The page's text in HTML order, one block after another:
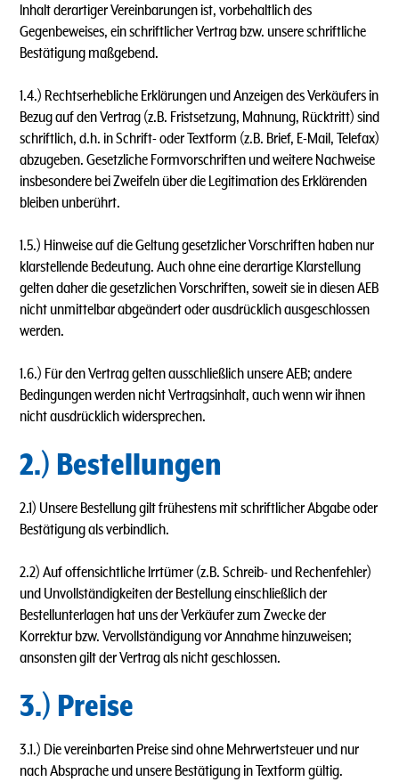
lnhalt derartiger Vereinbarungen ist, vorbehaltlich des
Gegenbeweises, ein schriftlicher Vertrag bzw. unsere schriftliche
Bestätigung maßgebend.
1.4.) Rechtserhebliche Erklärungen und Anzeigen des Verkäufers in
Bezug auf den Vertrag (z.B. Fristsetzung, Mahnung, Rücktritt) sind
schriftlich, d.h. in Schrift- oder Textform (z.B. Brief, E-Mail, Telefax)
abzugeben. Gesetzliche Formvorschriften und weitere Nachweise
insbesondere bei Zweifeln über die Legitimation des Erklärenden
bleiben unberührt.
1.5.) Hinweise auf die Geltung gesetzlicher Vorschriften haben nur
klarstellende Bedeutung. Auch ohne eine derartige Klarstellung
gelten daher die gesetzlichen Vorschriften, soweit sie in diesen AEB
nicht unmittelbar abgeändert oder ausdrücklich ausgeschlossen
werden.
1.6.) Für den Vertrag gelten ausschließlich unsere AEB; andere
Bedingungen werden nicht Vertragsinhalt, auch wenn wir ihnen
nicht ausdrücklich widersprechen.
2.) Bestellungen
2.1) Unsere Bestellung gilt frühestens mit schriftlicher Abgabe oder
Bestätigung als verbindlich.
2.2) Auf offensichtliche lrrtümer (z.B. Schreib- und Rechenfehler)
und Unvollständigkeiten der Bestellung einschließlich der
Bestellunterlagen hat uns der Verkäufer zum Zwecke der
Korrektur bzw. Vervollständigung vor Annahme hinzuweisen;
ansonsten gilt der Vertrag als nicht geschlossen.
3.) Preise
3.1.) Die vereinbarten Preise sind ohne Mehrwertsteuer und nur
nach Absprache und unsere Bestätigung in Textform gültig.